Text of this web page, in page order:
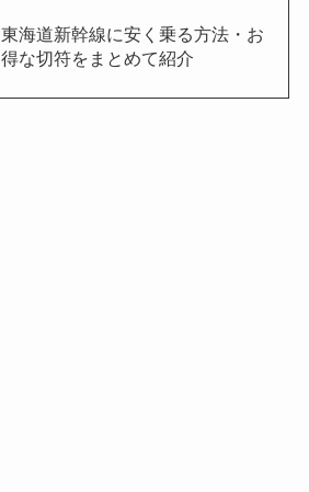
東海道新幹線に安く乗る方法・お
得な切符をまとめて紹介